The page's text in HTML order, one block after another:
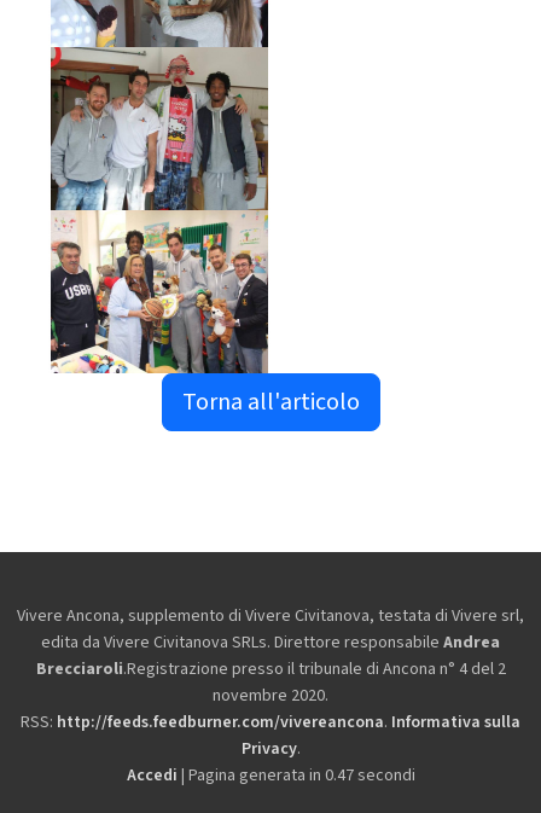
Torna all'articolo
Vivere Ancona, supplemento di Vivere Civitanova, testata di Vivere srl,
edita da Vivere Civitanova SRLs. Direttore responsabile Andrea
Brecciaroli.Registrazione presso il tribunale di Ancona n° 4 del 2
novembre 2020.
RSS: http://feeds.feedburner.com/vivereancona. Informativa sulla
Privacy.
Accedi | Pagina generata in 0.47 secondi